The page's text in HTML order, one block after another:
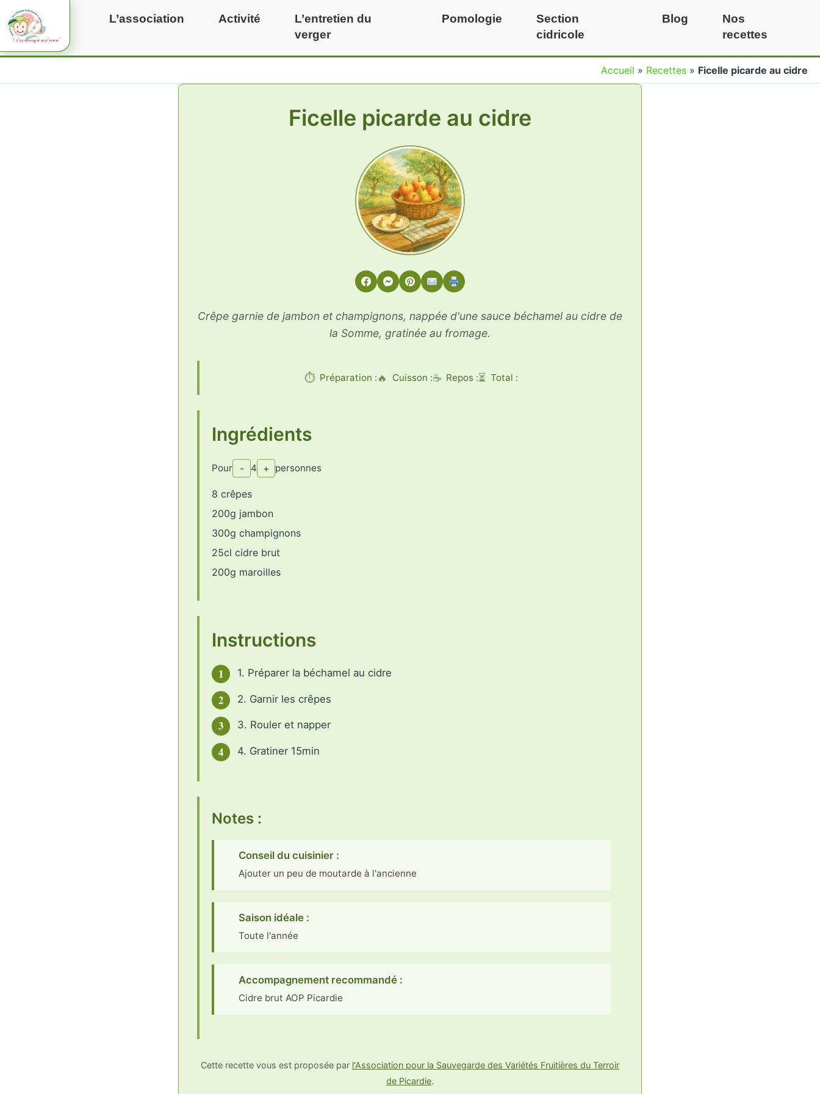
L’association Activité
L’entretien du
verger
Pomologie
Section
cidricole
Blog
Nos
recettes
Aller
au
contenu
Accueil » Recettes » Ficelle picarde au cidre
Ficelle picarde au cidre
Crêpe garnie de jambon et champignons, nappée d'une sauce béchamel au cidre de
la Somme, gratinée au fromage.
Préparation : Cuisson : Repos : Total :
Ingrédients
Pour - 4 + personnes
8 crêpes
200g jambon
300g champignons
25cl cidre brut
200g maroilles
Instructions
1 1. Préparer la béchamel au cidre
2 2. Garnir les crêpes
3 3. Rouler et napper
4 4. Gratiner 15min
Notes :
Conseil du cuisinier :
Ajouter un peu de moutarde à l'ancienne
Saison idéale :
Toute l'année
Accompagnement recommandé :
Cidre brut AOP Picardie
Cette recette vous est proposée par l'Association pour la Sauvegarde des Variétés Fruitières du Terroir
de Picardie.